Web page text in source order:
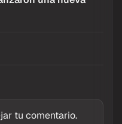
hace 6h
una nueva